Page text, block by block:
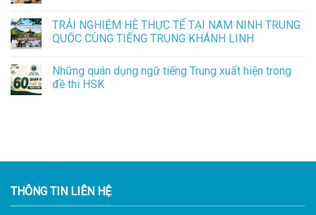
TRẢI NGHIỆM HÈ THỰC TẾ TẠI NAM NINH TRUNG
QUỐC CÙNG TIẾNG TRUNG KHÁNH LINH
Những quán dụng ngữ tiếng Trung xuất hiện trong
đề thi HSK
THÔNG TIN LIÊN HỆ